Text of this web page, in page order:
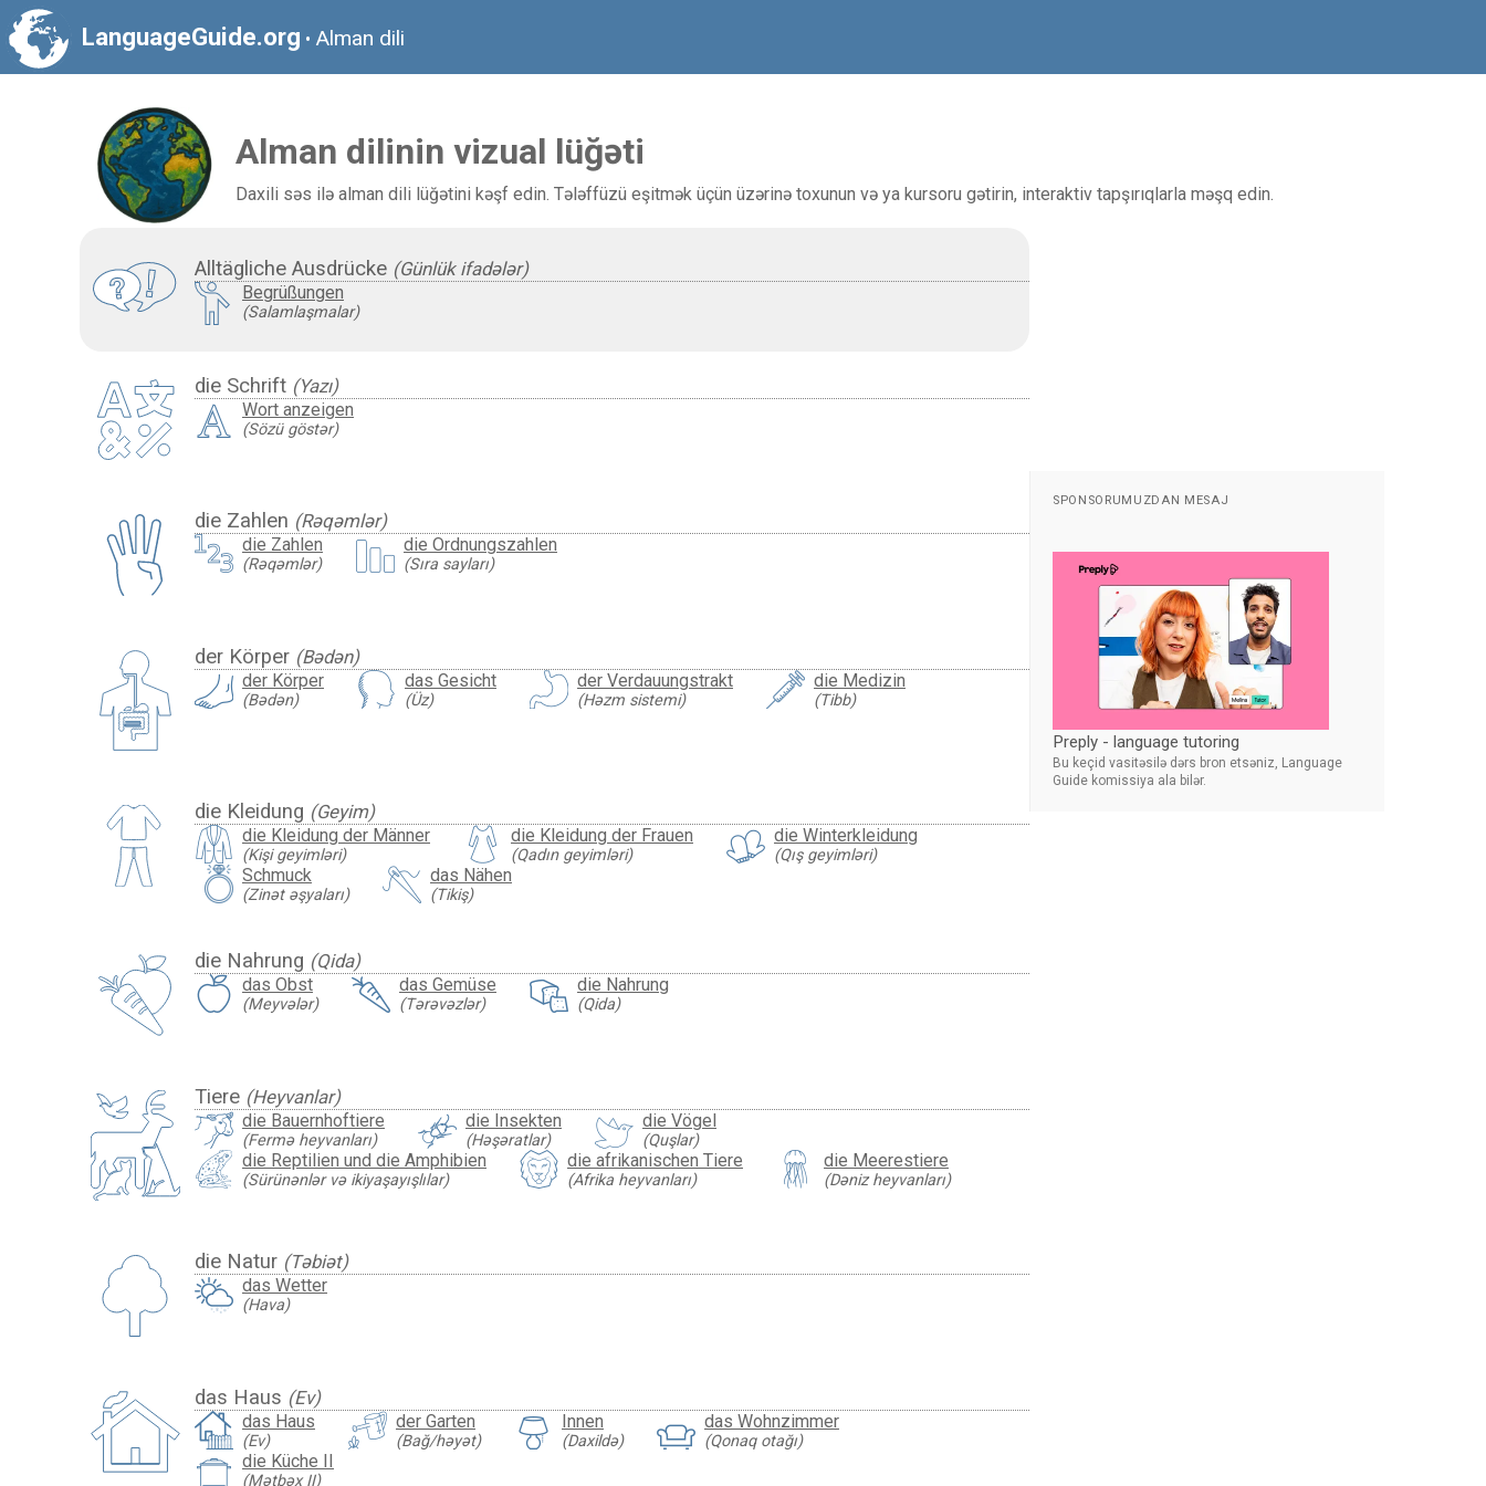
LanguageGuide.org • Alman dili
Alman dilinin vizual lüğəti
Daxili səs ilə alman dili lüğətini kəşf edin. Tələffüzü eşitmək üçün üzərinə toxunun və ya kursoru gətirin, interaktiv tapşırıqlarla məşq edin.
Alltägliche Ausdrücke (Günlük ifadələr)
Begrüßungen
(Salamlaşmalar)
die Schrift (Yazı)
Wort anzeigen
(Sözü göstər)
die Zahlen (Rəqəmlər)
die Zahlen
(Rəqəmlər)
die Ordnungszahlen
(Sıra sayları)
der Körper (Bədən)
der Körper
(Bədən)
das Gesicht
(Üz)
der Verdauungstrakt
(Həzm sistemi)
die Medizin
(Tibb)
die Kleidung (Geyim)
die Kleidung der Männer
(Kişi geyimləri)
die Kleidung der Frauen
(Qadın geyimləri)
die Winterkleidung
(Qış geyimləri)
Schmuck
(Zinət əşyaları)
das Nähen
(Tikiş)
die Nahrung (Qida)
das Obst
(Meyvələr)
das Gemüse
(Tərəvəzlər)
die Nahrung
(Qida)
Tiere (Heyvanlar)
die Bauernhoftiere
(Fermə heyvanları)
die Insekten
(Həşəratlar)
die Vögel
(Quşlar)
die Reptilien und die Amphibien
(Sürünənlər və ikiyaşayışlılar)
die afrikanischen Tiere
(Afrika heyvanları)
die Meerestiere
(Dəniz heyvanları)
die Natur (Təbiət)
das Wetter
(Hava)
das Haus (Ev)
das Haus
(Ev)
der Garten
(Bağ/həyət)
Innen
(Daxildə)
das Wohnzimmer
(Qonaq otağı)
die Küche II
(Mətbəx II)
SPONSORUMUZDAN MESAJ
Preply - language tutoring
Bu keçid vasitəsilə dərs bron etsəniz, Language
Guide komissiya ala bilər.